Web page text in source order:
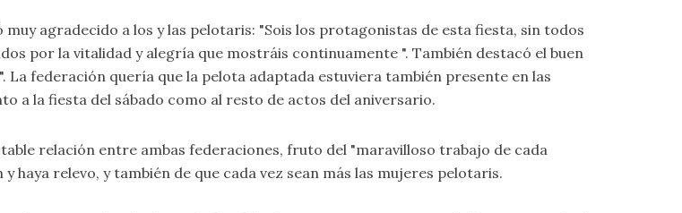
muy agradecido a los y las pelotaris: "Sois los protagonistas de esta fiesta, sin todos
por la vitalidad y alegría que mostráis continuamente ". También destacó el buen
La federación quería que la pelota adaptada estuviera también presente en las
a la fiesta del sábado como al resto de actos del aniversario.
relación entre ambas federaciones, fruto del "maravilloso trabajo de cada
haya relevo, y también de que cada vez sean más las mujeres pelotaris.